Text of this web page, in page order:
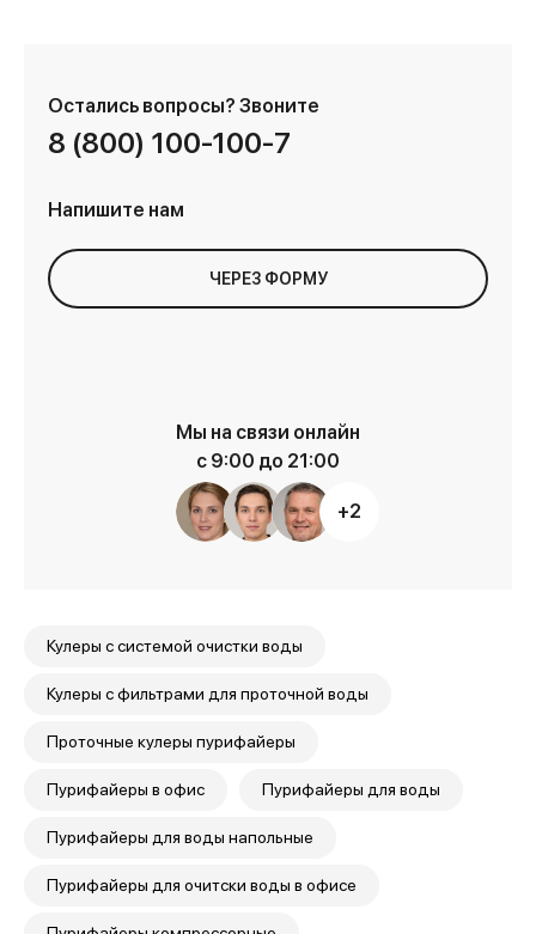
Остались вопросы? Звоните
8 (800) 100-100-7
Напишите нам
ЧЕРЕЗ ФОРМУ
Мы на связи онлайн
с 9:00 до 21:00
+2
Кулеры с системой очистки воды
Кулеры с фильтрами для проточной воды
Проточные кулеры пурифайеры
Пурифайеры в офис Пурифайеры для воды
Пурифайеры для воды напольные
Пурифайеры для очитски воды в офисе